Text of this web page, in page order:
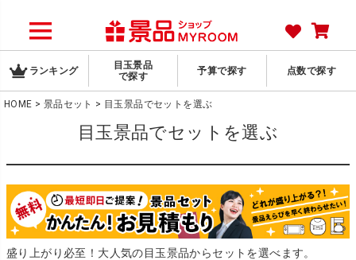
ランキング
目玉景品
で探す
予算で探す 点数で探す
HOME 景品セット 目玉景品でセットを選ぶ
目玉景品でセットを選ぶ
盛り上がり必至！大人気の目玉景品からセットを選べます。